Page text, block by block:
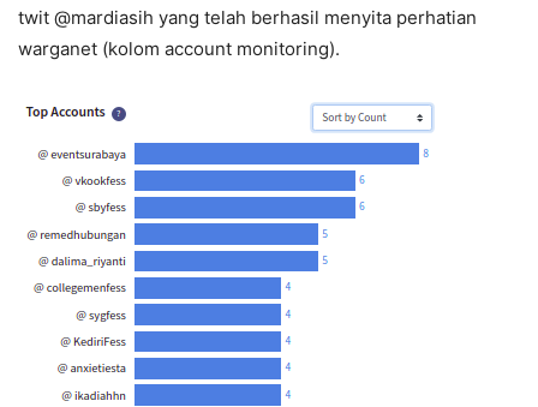
twit @mardiasih yang telah berhasil menyita perhatian
warganet (kolom account monitoring).